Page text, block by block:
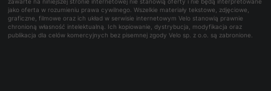
jako oferta w rozumieniu prawa cywilnego. Wszelkie materiały tekstowe, zdjęciowe,
graficzne, filmowe oraz ich układ w serwisie internetowym Velo stanowią prawnie
chronioną własność intelektualną. Ich kopiowanie, dystrybucja, modyfikacja oraz
publikacja dla celów komercyjnych bez pisemnej zgody Velo sp. z o.o. są zabronione.